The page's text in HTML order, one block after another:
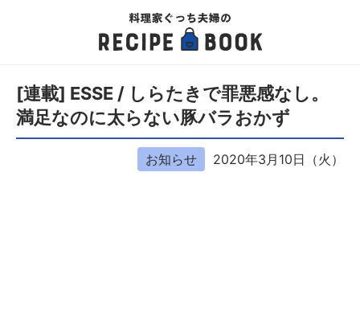
[連載] ESSE / しらたきで罪悪感なし。
満足なのに太らない豚バラおかず
お知らせ 2020年3月10日（火）